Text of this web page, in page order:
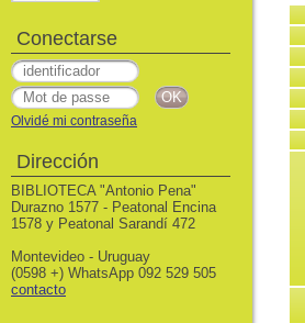
Conectarse
Olvidé mi contraseña
Dirección
BIBLIOTECA "Antonio Pena"
Durazno 1577 - Peatonal Encina
1578 y Peatonal Sarandí 472
Montevideo - Uruguay
(0598 +) WhatsApp 092 529 505
contacto